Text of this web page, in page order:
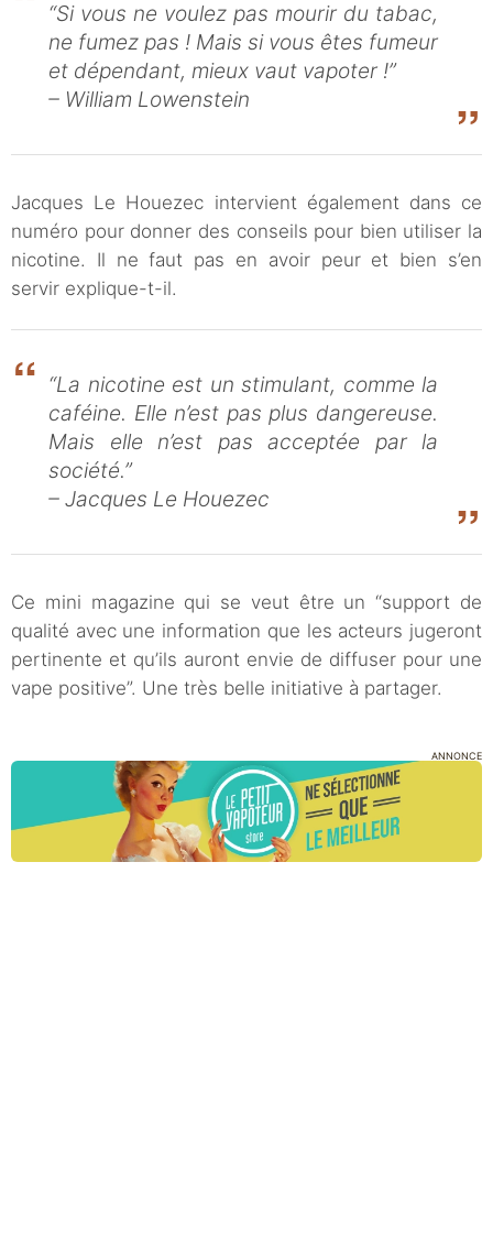
“Si vous ne voulez pas mourir du tabac,
ne fumez pas ! Mais si vous êtes fumeur
et dépendant, mieux vaut vapoter !”
– William Lowenstein
Jacques Le Houezec intervient également dans ce
numéro pour donner des conseils pour bien utiliser la
nicotine. Il ne faut pas en avoir peur et bien s’en
servir explique-t-il.
“La nicotine est un stimulant, comme la
caféine. Elle n’est pas plus dangereuse.
Mais elle n’est pas acceptée par la
société.”
– Jacques Le Houezec
Ce mini magazine qui se veut être un “support de
qualité avec une information que les acteurs jugeront
pertinente et qu’ils auront envie de diffuser pour une
vape positive”. Une très belle initiative à partager.
ANNONCE